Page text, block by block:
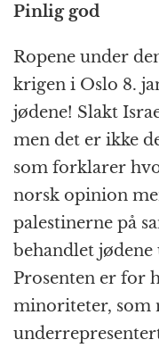
Pinlig god
Ropene under
krigen i Oslo 8.
jødene! Slakt
men det er ikke
som forklarer
norsk opinion
palestinerne på
behandlet
Prosenten er for
minoriteter, som